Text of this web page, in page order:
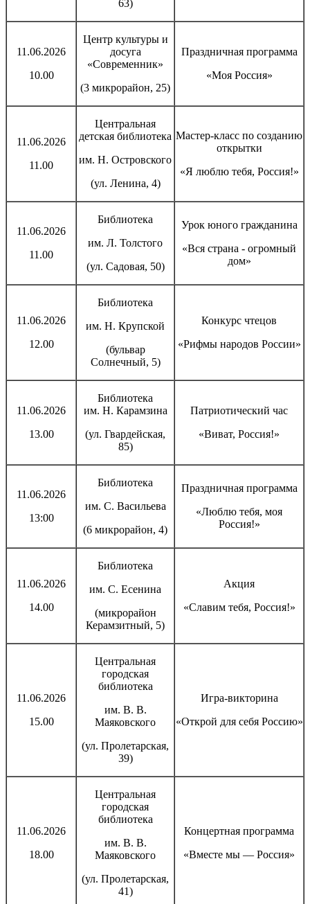
63)
11.06.2026
10.00
Центр культуры и
досуга
«Современник»
(3 микрорайон, 25)
Праздничная программа
«Моя Россия»
11.06.2026
11.00
Центральная
детская библиотека
им. Н. Островского
(ул. Ленина, 4)
Мастер-класс по созданию
открытки
«Я люблю тебя, Россия!»
11.06.2026
11.00
Библиотека
им. Л. Толстого
(ул. Садовая, 50)
Урок юного гражданина
«Вся страна - огромный
дом»
11.06.2026
12.00
Библиотека
им. Н. Крупской
(бульвар
Солнечный, 5)
Конкурс чтецов
«Рифмы народов России»
11.06.2026
13.00
Библиотека
им. Н. Карамзина
(ул. Гвардейская,
85)
Патриотический час
«Виват, Россия!»
11.06.2026
13:00
Библиотека
им. С. Васильева
(6 микрорайон, 4)
Праздничная программа
«Люблю тебя, моя
Россия!»
11.06.2026
14.00
Библиотека
им. С. Есенина
(микрорайон
Керамзитный, 5)
Акция
«Славим тебя, Россия!»
11.06.2026
15.00
Центральная
городская
библиотека
им. В. В.
Маяковского
(ул. Пролетарская,
39)
Игра-викторина
«Открой для себя Россию»
11.06.2026
18.00
Центральная
городская
библиотека
им. В. В.
Маяковского
(ул. Пролетарская,
41)
Концертная программа
«Вместе мы — Россия»